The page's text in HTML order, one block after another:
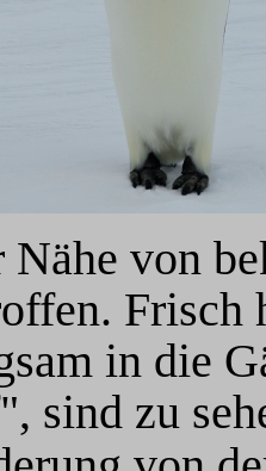
von
Frisch
in die
sind zu